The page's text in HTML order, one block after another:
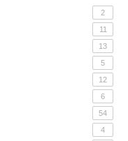
2
11
13
5
12
6
54
4